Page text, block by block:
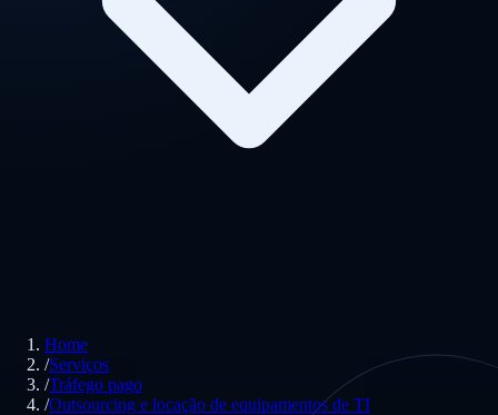
Home
/Serviços
/Tráfego pago
/Outsourcing e locação de equipamentos de TI